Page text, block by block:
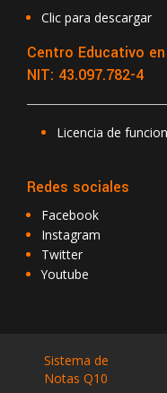
Clic para descargar
Centro Educativo
NIT: 43.097.782-4
Licencia de
Redes sociales
Facebook
Instagram
Twitter
Youtube
Sistema de
Notas Q10